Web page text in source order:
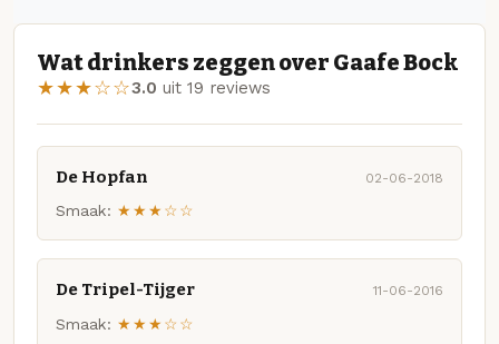
Wat drinkers zeggen over Gaafe Bock
★★★☆☆3.0 uit 19 reviews
De Hopfan 02-06-2018
Smaak: ★★★☆☆
De Tripel-Tijger 11-06-2016
Smaak: ★★★☆☆